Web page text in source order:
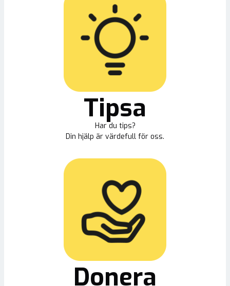
Tipsa
Har du tips?
Din hjälp är värdefull för oss.
Donera